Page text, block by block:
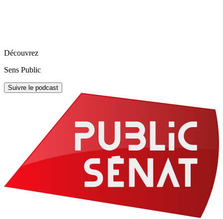
Découvrez
Sens Public
Suivre le podcast